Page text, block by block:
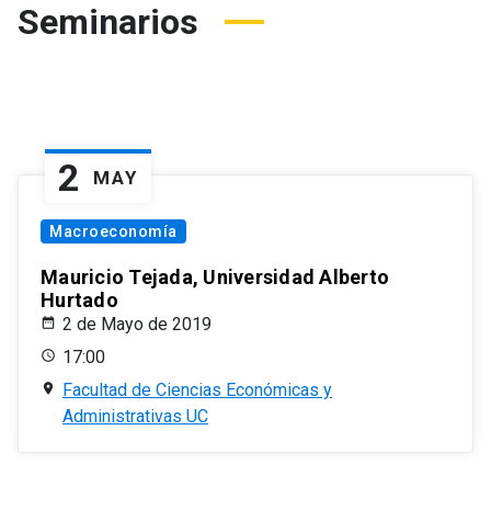
Seminarios
2 MAY
Macroeconomía
Mauricio Tejada, Universidad Alberto
Hurtado
2 de Mayo de 2019
17:00
Facultad de Ciencias Económicas y
Administrativas UC